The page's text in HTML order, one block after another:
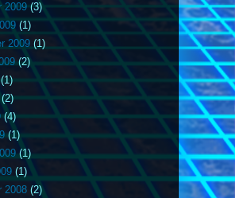
2009(3)
(1)
2009(1)
(2)
(4)
(1)
(1)
(1)
2008(2)